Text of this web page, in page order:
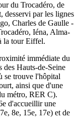
du Trocadéro, de
desservi par les lignes
Charles de Gaulle -
Iéna, Alma-
la tour Eiffel.
immédiate du
Hauts-de-Seine
se trouve l'hôpital
ainsi que d'une
métro, RER C).
d'accueillir une
8e, 15e, 17e) et de